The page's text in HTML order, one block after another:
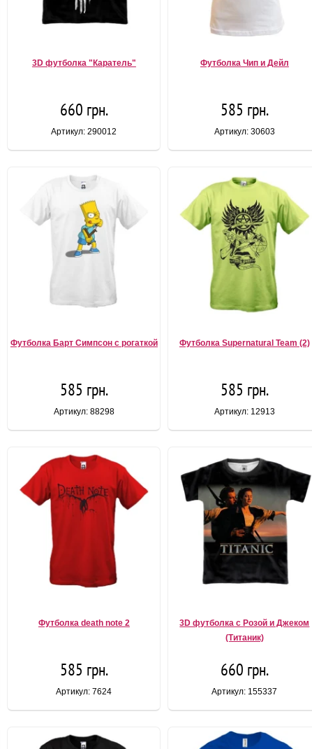
3D футболка "Каратель"
660 грн.
Артикул: 290012
Футболка Чип и Дейл
585 грн.
Артикул: 30603
Футболка Барт Симпсон с рогаткой
585 грн.
Артикул: 88298
Футболка Supernatural Team (2)
585 грн.
Артикул: 12913
Футболка death note 2
585 грн.
Артикул: 7624
3D футболка с Розой и Джеком
(Титаник)
660 грн.
Артикул: 155337